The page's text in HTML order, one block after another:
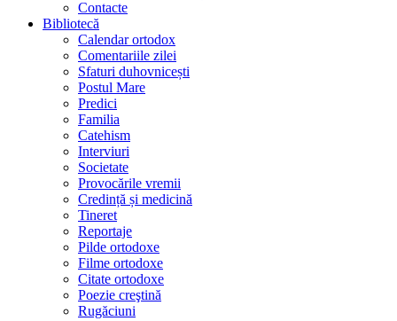
Contacte
Bibliotecă
Calendar ortodox
Comentariile zilei
Sfaturi duhovnicești
Postul Mare
Predici
Familia
Catehism
Interviuri
Societate
Provocările vremii
Credință și medicină
Tineret
Reportaje
Pilde ortodoxe
Filme ortodoxe
Citate ortodoxe
Poezie creştină
Rugăciuni